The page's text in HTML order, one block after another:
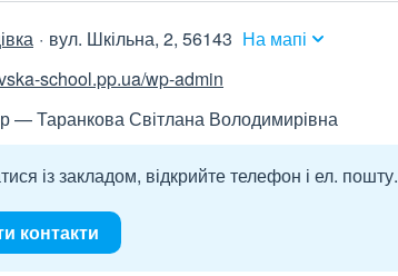
вул. Шкільна, 2, 56143 На мапі
school.pp.ua/wp-admin
— Таранкова Світлана Володимирівна
із закладом, відкрийте телефон і ел. пошту.
контакти